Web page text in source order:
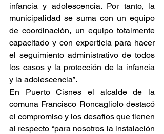
infancia y adolescencia. Por tanto, la
municipalidad se suma con un equipo
de coordinación, un equipo totalmente
capacitado y con experticia para hacer
el seguimiento administrativo de todos
los casos y la protección de la infancia
y la adolescencia”.
En Puerto Cisnes el alcalde de la
comuna Francisco Roncagliolo destacó
el compromiso y los desafíos que tienen
al respecto “para nosotros la instalación